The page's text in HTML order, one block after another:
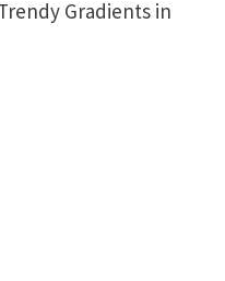
Gradients in